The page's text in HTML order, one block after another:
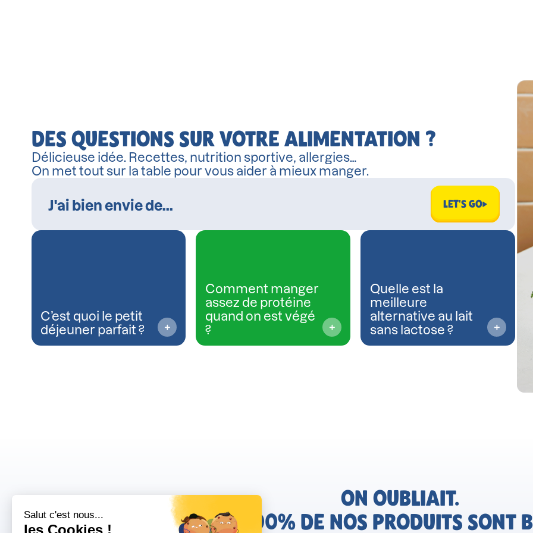
DES QUESTIONS SUR VOTRE ALIMENTATION ?
Délicieuse idée. Recettes, nutrition sportive, allergies…
On met tout sur la table pour vous aider à mieux manger.
LET'S GO
C’est quoi le petit
déjeuner parfait ?
Comment manger
assez de protéine
quand on est végé
?
Quelle est la
meilleure
alternative au lait
sans lactose ?
ON OUBLIAIT.
100% DE NOS PRODUITS SONT